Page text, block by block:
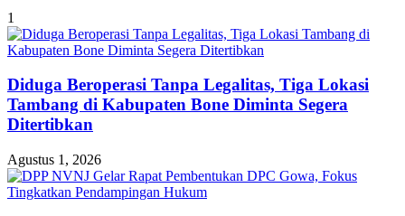
1
Diduga Beroperasi Tanpa Legalitas, Tiga Lokasi
Tambang di Kabupaten Bone Diminta Segera
Ditertibkan
Agustus 1, 2026